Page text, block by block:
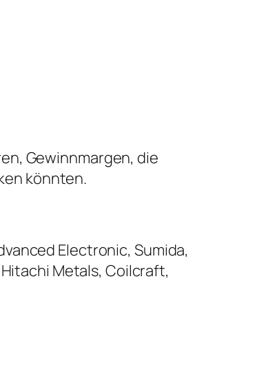
Gewinnmargen, die
könnten.
Electronic, Sumida,
Hitachi Metals, Coilcraft,